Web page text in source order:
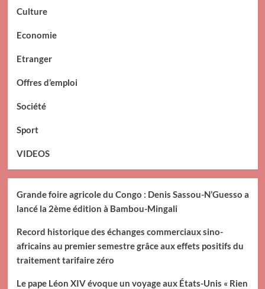
Culture
Economie
Etranger
Offres d’emploi
Société
Sport
VIDEOS
Grande foire agricole du Congo : Denis Sassou-N’Guesso a
lancé la 2ème édition à Bambou-Mingali
Record historique des échanges commerciaux sino-
africains au premier semestre grâce aux effets positifs du
traitement tarifaire zéro
Le pape Léon XIV évoque un voyage aux États-Unis « Rien